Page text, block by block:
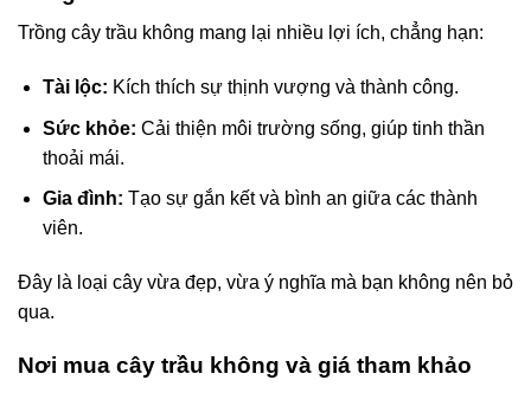
Trồng cây trầu không mang lại nhiều lợi ích, chẳng hạn:
Tài lộc: Kích thích sự thịnh vượng và thành công.
Sức khỏe: Cải thiện môi trường sống, giúp tinh thần
thoải mái.
Gia đình: Tạo sự gắn kết và bình an giữa các thành
viên.
Đây là loại cây vừa đẹp, vừa ý nghĩa mà bạn không nên bỏ
qua.
Nơi mua cây trầu không và giá tham khảo